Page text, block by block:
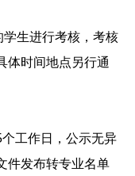
生进行考核，考核
体时间地点另行通
工作日，公示无异
件发布转专业名单